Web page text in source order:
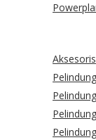
Aksesoris